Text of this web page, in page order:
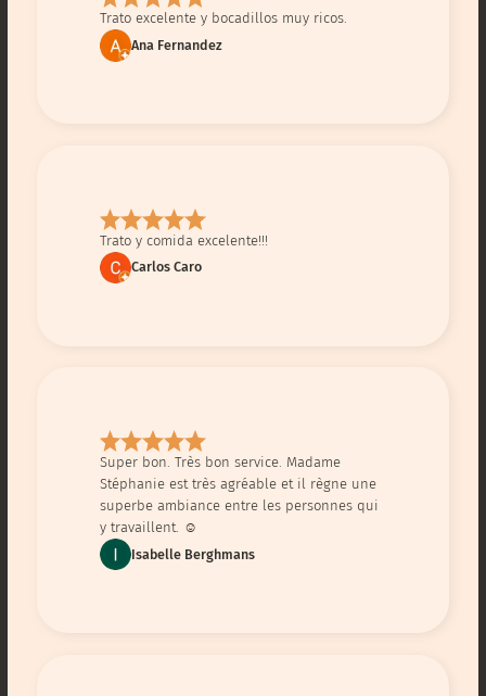
Trato excelente y bocadillos muy ricos.
Ana Fernandez
Trato y comida excelente!!!
Carlos Caro
Super bon. Très bon service. Madame
Stéphanie est très agréable et il règne une
superbe ambiance entre les personnes qui
y travaillent. ☺️
Isabelle Berghmans